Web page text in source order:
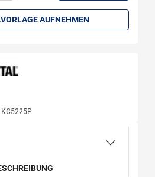
AUFNEHMEN